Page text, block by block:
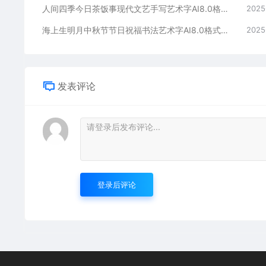
人间四季今日茶饭事现代文艺手写艺术字AI8.0格式激光打标文件通用矢量图
海上生明月中秋节节日祝福书法艺术字AI8.0格式激光打标文件通用矢量图
发表评论
登录后评论